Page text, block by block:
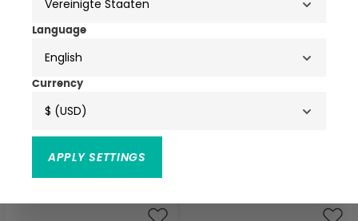
Verstärkt - 520
61,88 €
Language
English
Currency
$ (USD)
APPLY SETTINGS